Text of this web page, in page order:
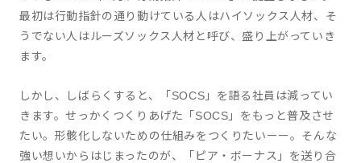
最初は行動指針の通り動けている人はハイソックス人材、そ
うでない人はルーズソックス人材と呼び、盛り上がっていき
ます。
しかし、しばらくすると、「SOCS」を語る社員は減ってい
きます。せっかくつくりあげた「SOCS」をもっと普及させ
たい。形骸化しないための仕組みをつくりたいーー。そんな
強い想いからはじまったのが、「ピア・ボーナス」を送り合